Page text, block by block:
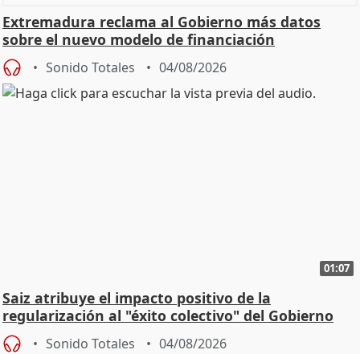
Extremadura reclama al Gobierno más datos
sobre el nuevo modelo de financiación
Sonido Totales 04/08/2026
01:07
Saiz atribuye el impacto positivo de la
regularización al "éxito colectivo" del Gobierno
Sonido Totales 04/08/2026